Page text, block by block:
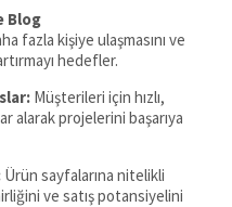
Blog
fazla kişiye ulaşmasını ve
hedefler.
Müşterileri için hızlı,
alarak projelerini başarıya
Ürün sayfalarına nitelikli
ve satış potansiyelini